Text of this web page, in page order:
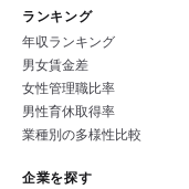
ランキング
年収ランキング
男女賃金差
女性管理職比率
男性育休取得率
業種別の多様性比較
企業を探す